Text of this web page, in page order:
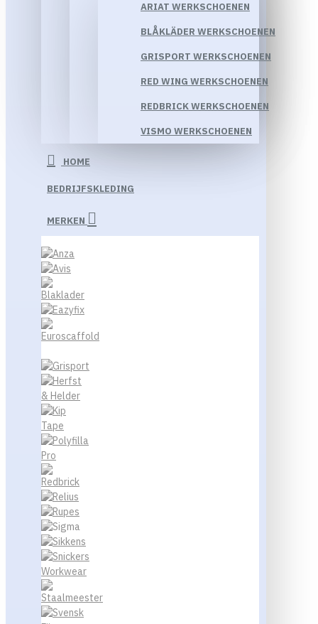
ARIAT WERKSCHOENEN
BLÅKLÄDER WERKSCHOENEN
GRISPORT WERKSCHOENEN
RED WING WERKSCHOENEN
REDBRICK WERKSCHOENEN
VISMO WERKSCHOENEN
HOME
BEDRIJFSKLEDING
MERKEN